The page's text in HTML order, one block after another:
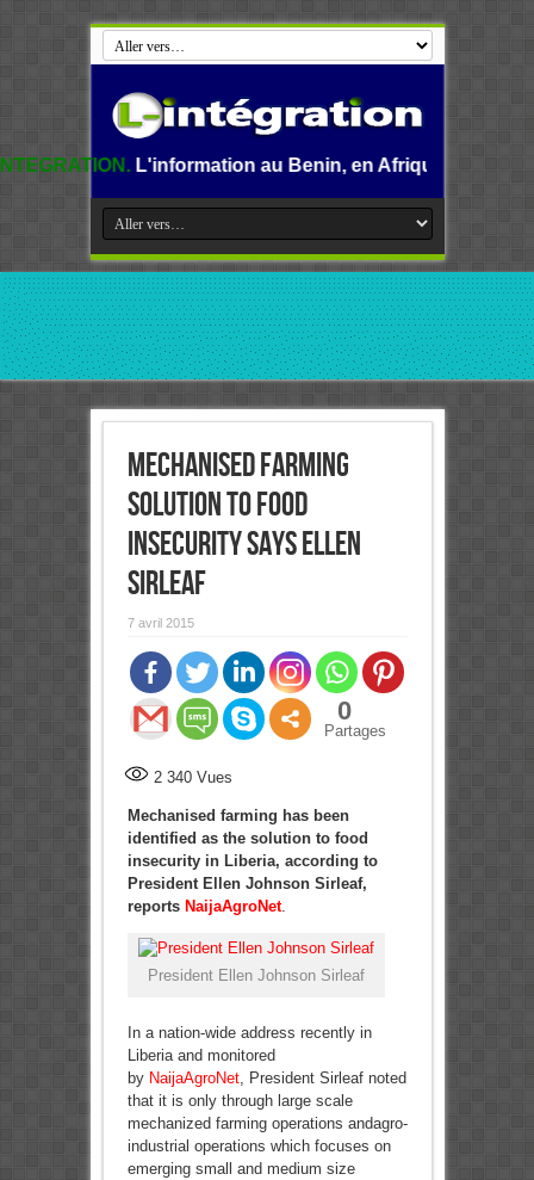
au Benin, en Afrique et dans le monde.
Mechanised farming
solution to food
insecurity says Ellen
Sirleaf
7 avril 2015
0
Partages
2 340Vues
Mechanised farming has been
identified as the solution to food
insecurity in Liberia, according to
President Ellen Johnson Sirleaf,
reports NaijaAgroNet.
President Ellen Johnson Sirleaf
In a nation-wide address recently in
Liberia and monitored
by NaijaAgroNet, President Sirleaf noted
that it is only through large scale
mechanized farming operations andagro-
industrial operations which focuses on
emerging small and medium size